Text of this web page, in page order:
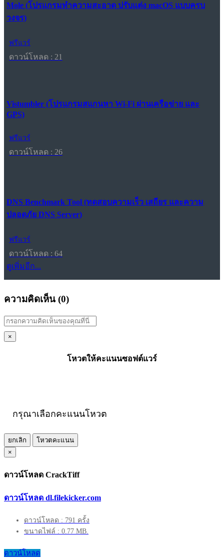
Mole (โปรแกรมทำความสะอาด ปรับแต่ง macOS แบบครบ
วงจร)
ฟรีแวร์
ดาวน์โหลด : 21
Vistumbler (โปรแกรมสแกนหา Wi-Fi ผ่านเครือข่าย และ
GPS)
ฟรีแวร์
ดาวน์โหลด : 26
DNS Benchmark Tool (ทดสอบความเร็ว เสถียร และความ
ปลอดภัย DNS Server)
ฟรีแวร์
ดาวน์โหลด : 64
ดูเพิ่มอีก...
ความคิดเห็น (0)
×
โหวตให้คะแนนซอฟต์แวร์
กรุณาเลือกคะแนนโหวต
ยกเลิก
โหวตคะแนน
×
ดาวน์โหลด CrackTiff
ดาวน์โหลด dl.filekicker.com
ดาวน์โหลด : 791 ครั้ง
ขนาดไฟล์ : 0.77 MB.
ดาวน์โหลด